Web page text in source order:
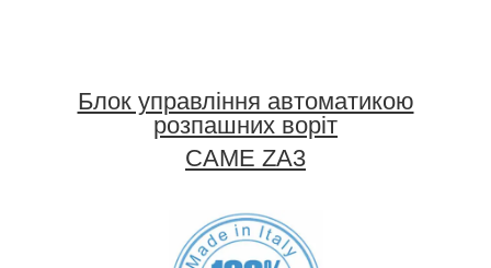
Блок управління автоматикою
розпашних воріт
CAME ZA3